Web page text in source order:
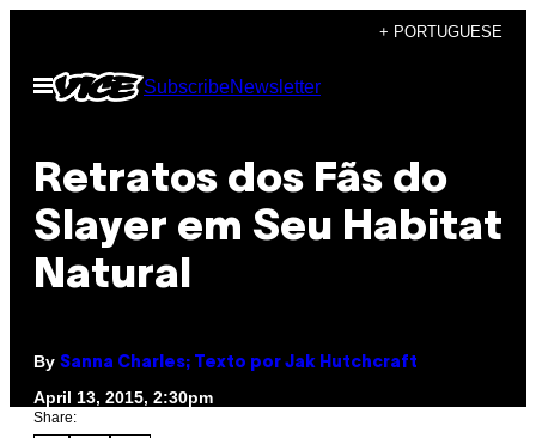
content
+ PORTUGUESE
Open
Menu
SubscribeNewsletter
Retratos dos Fãs do
Slayer em Seu Habitat
Natural
By Sanna Charles; Texto por Jak Hutchcraft
April 13, 2015, 2:30pm
Share: